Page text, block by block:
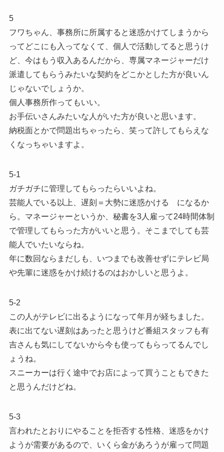
5
フワちゃん、事務所に所属すると迷惑かけてしまうから
ってどこにも入ってなくて、個人で活動してると思うけ
ど、今はもう収入あるんだから、専属マネージャーだけ
派遣してもらうみたいな契約をどこかとした方が良いん
じゃないでしょうか。
個人事務所作ってもいい。
お手伝いさんみたいな人がいた方が良いと思います。
納税面とかで問題出ちゃったら、笑って許してもらえな
くなっちゃいますよ。
5-1
ガチガチに管理してもらったらいいよね。
芸能人でいる以上、遅刻＝大勢に迷惑かける になるか
ら。マネージャーというか、秘書を3人雇って24時間体制
で管理してもらった方がいいと思う。そこまでしても芸
能人でいたいならね。
年に数回ならまだしも、いつまでも改善せずにテレビ局
や先輩に迷惑をかけ続けるのはおかしいと思うよ。
5-2
この人がテレビに出るようになって年月が経ちました。
表に出てない遅刻はあったと思うけど番組スタッフも有
吉さんも気にしてないから今も使ってもらってるんでし
ょうね。
スニーカーは行く途中でお店によって買うこともできた
と思うんだけどね。
5-3
言われたとおりにやることを拒否する性格、迷惑をかけ
ようが需要があるので、いくら金があろうが雇って問題